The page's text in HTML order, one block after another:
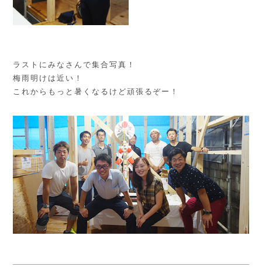
ラストにみなさんで集合写真！
梅雨明けは近い！
これからもっと暑くなるけど頑張るぞー！